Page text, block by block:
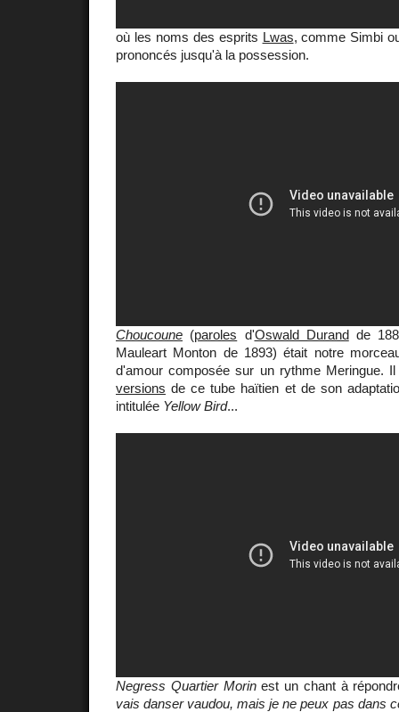
où les noms des esprits Lwas, comme Simbi
prononcés jusqu'à la possession.
Choucoune (paroles d'Oswald Durandde
Mauleart Monton de 1893) était notre
d'amour composée sur un rythme Meringue.
versions de ce tube haïtien et de son
intitulée Yellow Bird...
Negress Quartier Morinest un chant à
vais danser vaudou, mais je ne peux pas dans